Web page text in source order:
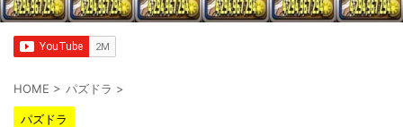
HOME > パズドラ >
パズドラ